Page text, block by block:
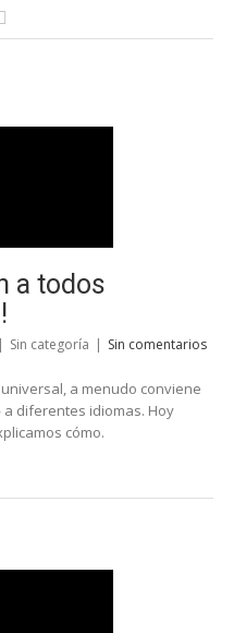
a todos
| Sin categoría | Sin comentarios
a menudo conviene
diferentes idiomas. Hoy
cómo.